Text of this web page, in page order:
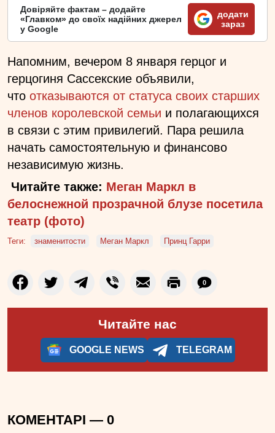
Довіряйте фактам – додайте
«Главком» до своїх надійних джерел
у Google
додати
зараз
Напомним, вечером 8 января герцог и
герцогиня Сассекские объявили,
что отказываются от статуса своих старших
членов королевской семьи и полагающихся
в связи с этим привилегий. Пара решила
начать самостоятельную и финансово
независимую жизнь.
Читайте также: Меган Маркл в
белоснежной прозрачной блузе посетила
театр (фото)
Теги: знаменитости Меган Маркл Принц Гарри
0
Читайте нас
GOOGLE NEWS TELEGRAM
КОМЕНТАРІ — 0